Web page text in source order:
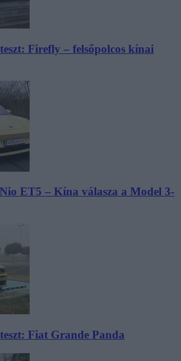
Firefly – felsőpolcos kínai
ET5 – Kína válasza a Model 3-
Fiat Grande Panda